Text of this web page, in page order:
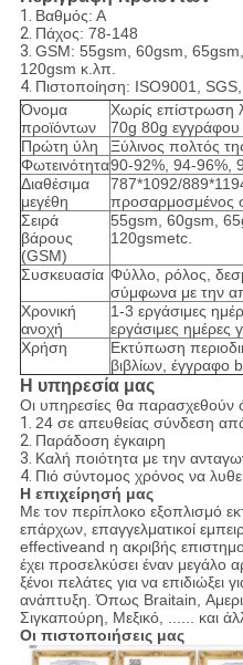
1. Βαθμός: Α
2. Πάχος: 78-148
3. GSM: 55gsm, 60gsm,
120gsm κ.λπ.
4. Πιστοποίηση: ISO9001,
Όνομα
προϊόντων
Χωρίς επίστρωση
70g 80g
Πρώτη ύλη
Ξύλινος πολτός
Φωτεινότητα90-92%, 94-96%,
Διαθέσιμα
μεγέθη
787*1092/
προσαρμοσμένος
Σειρά
βάρους
(GSM)
55gsm, 60gsm,
120gsmetc.
Συσκευασία Φύλλο, ρόλος,
σύμφωνα με την
Χρονική
ανοχή
1-3 εργάσιμες
εργάσιμες ημέρες
Χρήση
Εκτύπωση
βιβλίων, έγγραφο
Η υπηρεσία μας
Οι υπηρεσίες θα
1. 24 σε απευθείας σύνδεση
2. Παράδοση έγκαιρη
3. Καλή ποιότητα με την
4. Πιό σύντομος χρόνος να
Η επιχείρησή μας
Με τον περίπλοκο εξοπλισμό
επάρχων, επαγγελματικοί
effectiveand η ακριβής
έχει προσελκύσει έναν μεγάλο
ξένοι πελάτες για να επιδιώξει
ανάπτυξη. Όπως Braitain,
Σιγκαπούρη, Μεξικό, ...... και
Οι πιστοποιήσεις μας